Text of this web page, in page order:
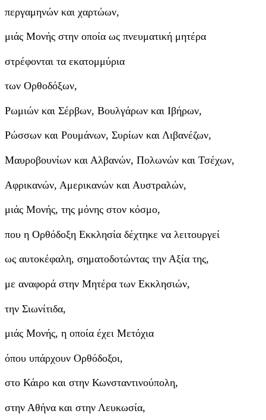
περγαμηνών και χαρτώων,
μιάς Μονής στην οποία ως πνευματική μητέρα
στρέφονται τα εκατομμύρια
των Ορθοδόξων,
Ρωμιών και Σέρβων, Βουλγάρων και Ιβήρων,
Ρώσσων και Ρουμάνων, Συρίων και Λιβανέζων,
Μαυροβουνίων και Αλβανών, Πολωνών και Τσέχων,
Αφρικανών, Αμερικανών και Αυστραλών,
μιάς Μονής, της μόνης στον κόσμο,
που η Ορθόδοξη Εκκλησία δέχτηκε να λειτουργεί
ως αυτοκέφαλη, σηματοδοτώντας την Αξία της,
με αναφορά στην Μητέρα των Εκκλησιών,
την Σιωνίτιδα,
μιάς Μονής, η οποία έχει Μετόχια
όπου υπάρχουν Ορθόδοξοι,
στο Κάιρο και στην Κωνσταντινούπολη,
στην Αθήνα και στην Λευκωσία,